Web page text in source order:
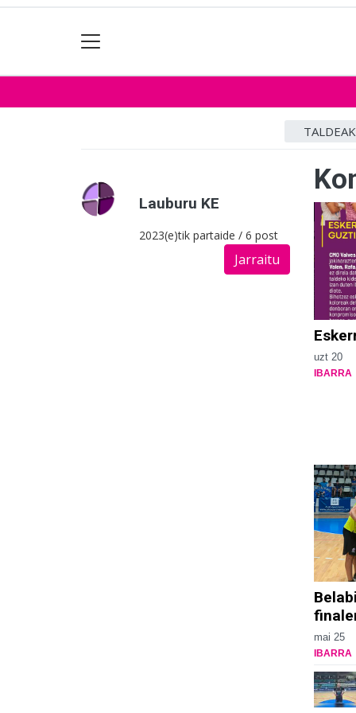
TALDEAK
Lauburu KE
2023(e)tik partaide / 6 post
Jarraitu
uzt 20
IBARRA
mai 25
IBARRA